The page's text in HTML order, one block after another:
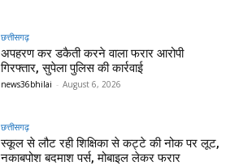
छत्तीसगढ़
अपहरण कर डकैती करने वाला फरार आरोपी
गिरफ्तार, सुपेला पुलिस की कार्रवाई
news36bhilai - August 6, 2026
छत्तीसगढ़
स्कूल से लौट रही शिक्षिका से कट्टे की नोक पर लूट,
नकाबपोश बदमाश पर्स, मोबाइल लेकर फरार